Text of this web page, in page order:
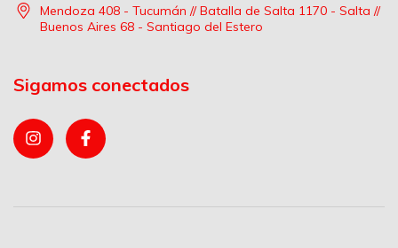
Mendoza 408 - Tucumán // Batalla de Salta 1170 - Salta //
Buenos Aires 68 - Santiago del Estero
Sigamos conectados